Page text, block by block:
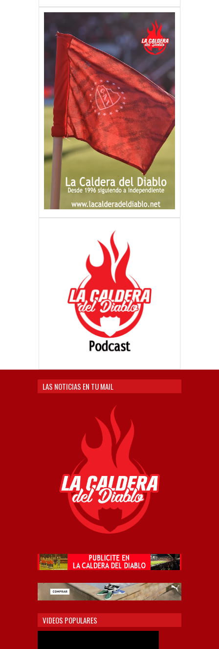
LAS NOTICIAS EN TU MAIL
VIDEOS POPULARES